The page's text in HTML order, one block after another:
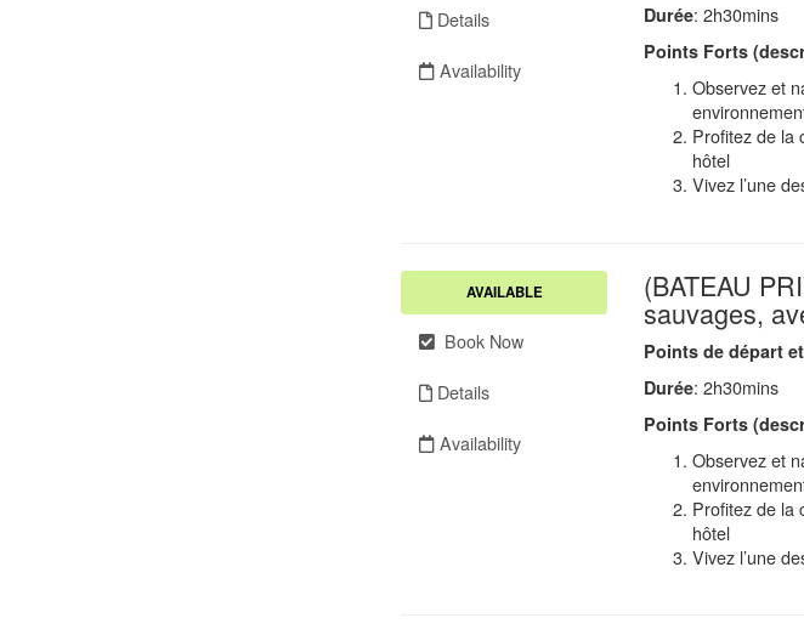
Details
Availability
Durée: 2h30mins
Points Forts
Observez et
Profitez de la
hôtel
Vivez l’une
AVAILABLE
Book Now
Details
Availability
(BATEAU
sauvages,
Points de départ
Durée: 2h30mins
Points Forts
Observez et
Profitez de la
hôtel
Vivez l’une